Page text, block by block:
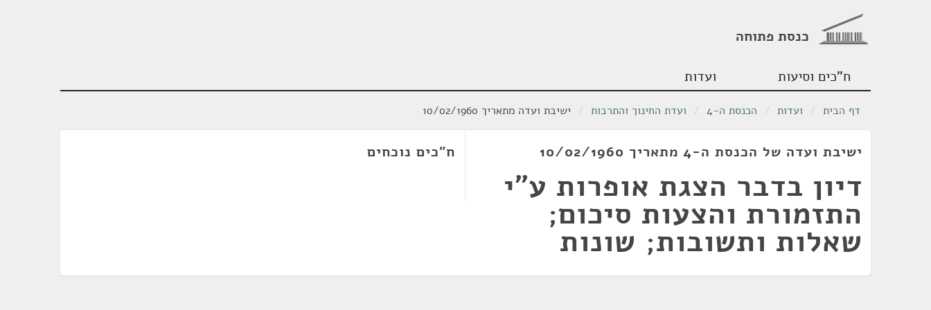
כנסת פתוחה
ח"כים וסיעות ועדות
דף הבית / ועדות / הכנסת ה-4 / ועדת החינוך והתרבות / ישיבת ועדה מתאריך 10/02/1960
ישיבת ועדה של הכנסת ה-4 מתאריך 10/02/1960
דיון בדבר הצגת אופרות ע"י
התזמורת והצעות סיכום;
שאלות ותשובות; שונות
ח"כים נוכחים